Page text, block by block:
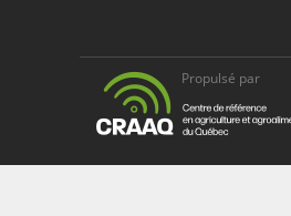
Propulsé par